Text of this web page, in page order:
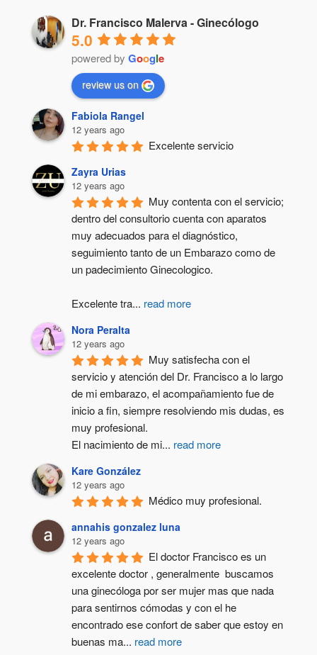
Dr. Francisco Malerva - Ginecólogo
5.0
powered by Google
review us on
Fabiola Rangel
12 years ago
Excelente servicio
Zayra Urias
12 years ago
Muy contenta con el servicio;
dentro del consultorio cuenta con aparatos
muy adecuados para el diagnóstico,
seguimiento tanto de un Embarazo como de
un padecimiento Ginecologico.
Excelente tra... read more
Nora Peralta
12 years ago
Muy satisfecha con el
servicio y atención del Dr. Francisco a lo largo
de mi embarazo, el acompañamiento fue de
inicio a fin, siempre resolviendo mis dudas, es
muy profesional.
El nacimiento de mi... read more
Kare González
12 years ago
Médico muy profesional.
annahis gonzalez luna
12 years ago
El doctor Francisco es un
excelente doctor , generalmente  buscamos
una ginecóloga por ser mujer mas que nada
para sentirnos cómodas y con el he
encontrado ese confort de saber que estoy en
buenas ma... read more